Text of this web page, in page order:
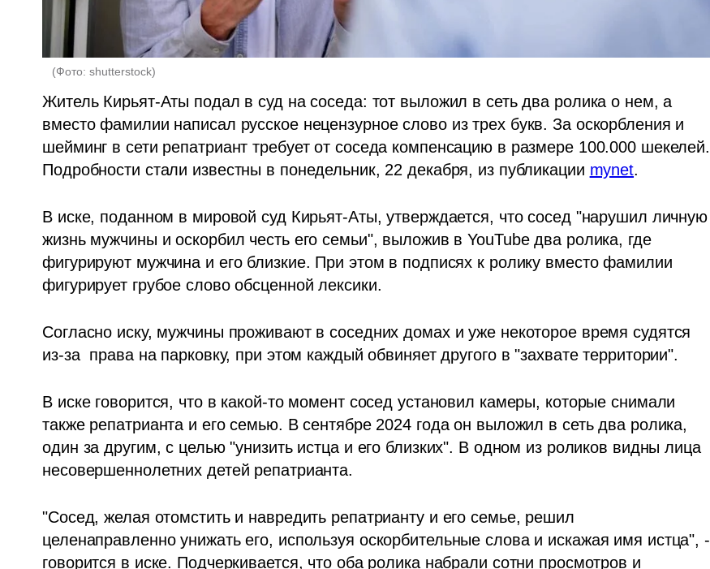
(Фото: shutterstock)
Житель Кирьят-Аты подал в суд на соседа: тот выложил в сеть два ролика о нем, а
вместо фамилии написал русское нецензурное слово из трех букв. За оскорбления и
шейминг в сети репатриант требует от соседа компенсацию в размере 100.000 шекелей.
Подробности стали известны в понедельник, 22 декабря, из публикации mynet.
В иске, поданном в мировой суд Кирьят-Аты, утверждается, что сосед "нарушил личную
жизнь мужчины и оскорбил честь его семьи", выложив в YouTube два ролика, где
фигурируют мужчина и его близкие. При этом в подписях к ролику вместо фамилии
фигурирует грубое слово обсценной лексики.
Согласно иску, мужчины проживают в соседних домах и уже некоторое время судятся
из-за  права на парковку, при этом каждый обвиняет другого в "захвате территории".
В иске говорится, что в какой-то момент сосед установил камеры, которые снимали
также репатрианта и его семью. В сентябре 2024 года он выложил в сеть два ролика,
один за другим, с целью "унизить истца и его близких". В одном из роликов видны лица
несовершеннолетних детей репатрианта.
"Сосед, желая отомстить и навредить репатрианту и его семье, решил
целенаправленно унижать его, используя оскорбительные слова и искажая имя истца", -
говорится в иске. Подчеркивается, что оба ролика набрали сотни просмотров и